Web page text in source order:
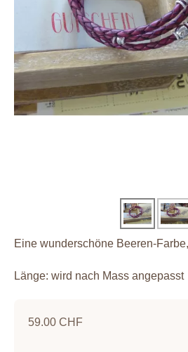
Eine wunderschöne Beeren-
Länge: wird nach Mass angepasst
59.00 CHF